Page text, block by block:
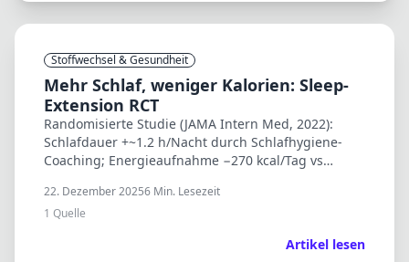
Stoffwechsel & Gesundheit
Mehr Schlaf, weniger Kalorien: Sleep-
Extension RCT
Randomisierte Studie (JAMA Intern Med, 2022):
Schlafdauer +~1.2 h/Nacht durch Schlafhygiene-
Coaching; Energieaufnahme −270 kcal/Tag vs
22. Dezember 20256 Min. Lesezeit
1 Quelle
Artikel lesen